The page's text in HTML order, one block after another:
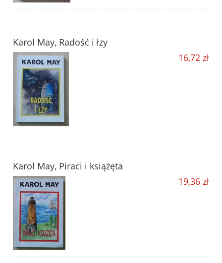
Karol May, Radość i łzy
16,72 zł
Karol May, Piraci i książęta
19,36 zł